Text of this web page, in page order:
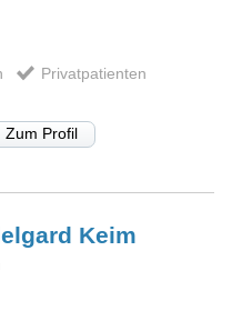
Privatpatienten
Zum Profil
Keim